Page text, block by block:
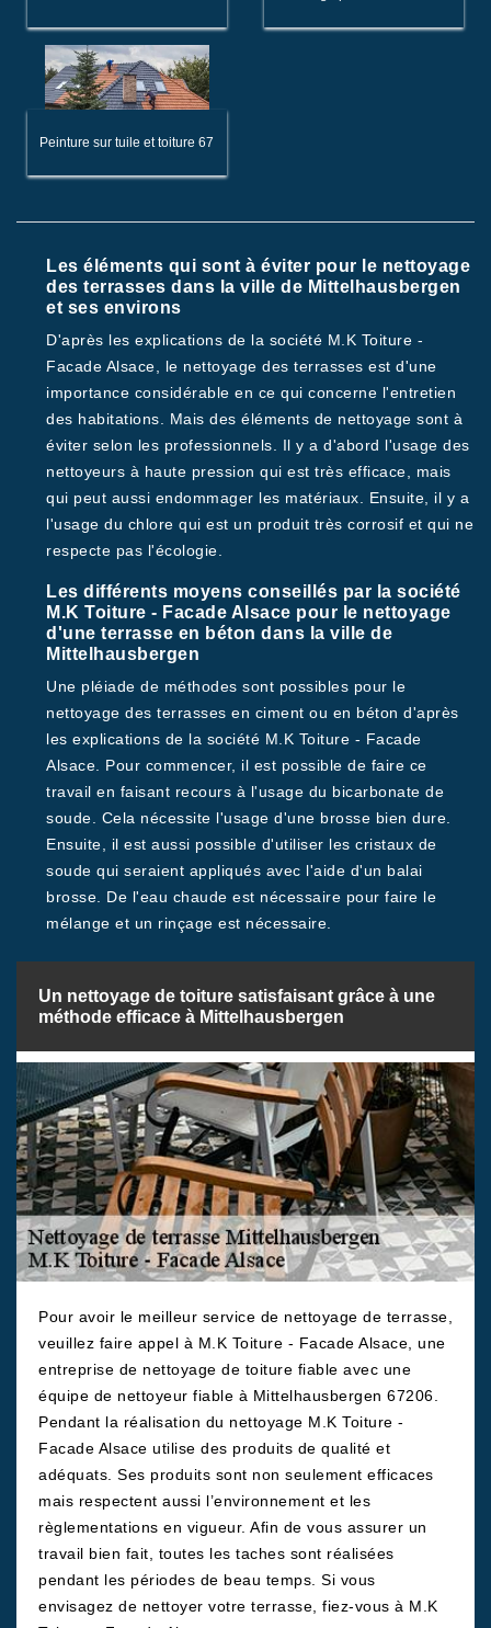
Peinture sur tuile et toiture 67
Les éléments qui sont à éviter pour le nettoyage
des terrasses dans la ville de Mittelhausbergen
et ses environs
D'après les explications de la société M.K Toiture -
Facade Alsace, le nettoyage des terrasses est d'une
importance considérable en ce qui concerne l'entretien
des habitations. Mais des éléments de nettoyage sont à
éviter selon les professionnels. Il y a d'abord l'usage des
nettoyeurs à haute pression qui est très efficace, mais
qui peut aussi endommager les matériaux. Ensuite, il y a
l'usage du chlore qui est un produit très corrosif et qui ne
respecte pas l'écologie.
Les différents moyens conseillés par la société
M.K Toiture - Facade Alsace pour le nettoyage
d'une terrasse en béton dans la ville de
Mittelhausbergen
Une pléiade de méthodes sont possibles pour le
nettoyage des terrasses en ciment ou en béton d'après
les explications de la société M.K Toiture - Facade
Alsace. Pour commencer, il est possible de faire ce
travail en faisant recours à l'usage du bicarbonate de
soude. Cela nécessite l'usage d'une brosse bien dure.
Ensuite, il est aussi possible d'utiliser les cristaux de
soude qui seraient appliqués avec l'aide d'un balai
brosse. De l'eau chaude est nécessaire pour faire le
mélange et un rinçage est nécessaire.
Un nettoyage de toiture satisfaisant grâce à une
méthode efficace à Mittelhausbergen
Pour avoir le meilleur service de nettoyage de terrasse,
veuillez faire appel à M.K Toiture - Facade Alsace, une
entreprise de nettoyage de toiture fiable avec une
équipe de nettoyeur fiable à Mittelhausbergen 67206.
Pendant la réalisation du nettoyage M.K Toiture -
Facade Alsace utilise des produits de qualité et
adéquats. Ses produits sont non seulement efficaces
mais respectent aussi l’environnement et les
règlementations en vigueur. Afin de vous assurer un
travail bien fait, toutes les taches sont réalisées
pendant les périodes de beau temps. Si vous
envisagez de nettoyer votre terrasse, fiez-vous à M.K